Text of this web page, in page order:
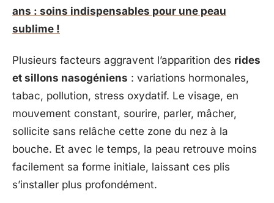
ans : soins indispensables pour une peau
sublime !
Plusieurs facteurs aggravent l’apparition des rides
et sillons nasogéniens : variations hormonales,
tabac, pollution, stress oxydatif. Le visage, en
mouvement constant, sourire, parler, mâcher,
sollicite sans relâche cette zone du nez à la
bouche. Et avec le temps, la peau retrouve moins
facilement sa forme initiale, laissant ces plis
s’installer plus profondément.